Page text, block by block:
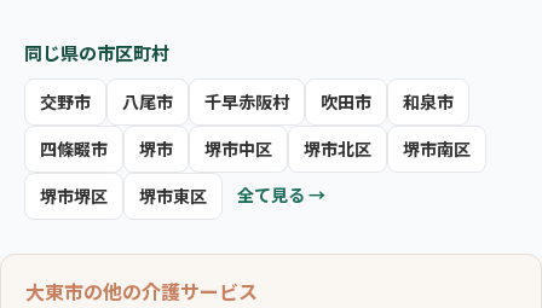
同じ県の市区町村
交野市 八尾市 千早赤阪村 吹田市
和泉市
四條畷市
堺市 堺市中区 堺市北区
堺市南区
堺市堺区
堺市東区 全て見る →
大東市の他の介護サービス